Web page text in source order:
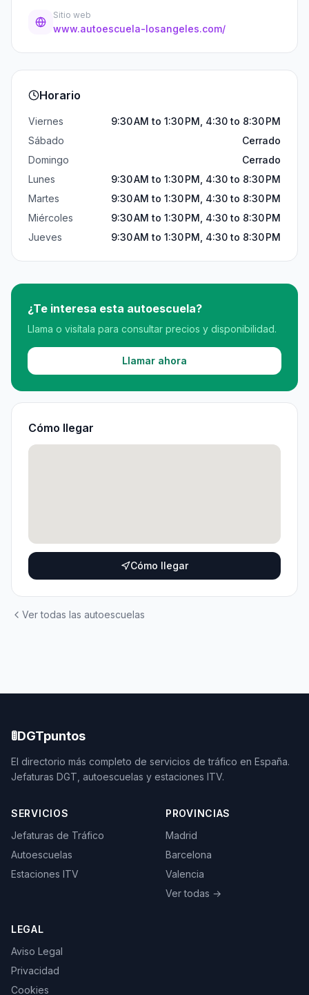
Sitio web
www.autoescuela-losangeles.com/
Horario
Viernes
9:30 AM to 1:30 PM, 4:30 to 8:30 PM
Sábado
Cerrado
Domingo
Cerrado
Lunes
9:30 AM to 1:30 PM, 4:30 to 8:30 PM
Martes
9:30 AM to 1:30 PM, 4:30 to 8:30 PM
Miércoles
9:30 AM to 1:30 PM, 4:30 to 8:30 PM
Jueves
9:30 AM to 1:30 PM, 4:30 to 8:30 PM
¿Te interesa esta autoescuela?
Llama o visítala para consultar precios y disponibilidad.
Llamar ahora
Cómo llegar
Cómo llegar
Ver todas las autoescuelas
🚦DGTpuntos
El directorio más completo de servicios de tráfico en España.
Jefaturas DGT, autoescuelas y estaciones ITV.
SERVICIOS
Jefaturas de Tráfico
Autoescuelas
Estaciones ITV
PROVINCIAS
Madrid
Barcelona
Valencia
Ver todas →
LEGAL
Aviso Legal
Privacidad
Cookies